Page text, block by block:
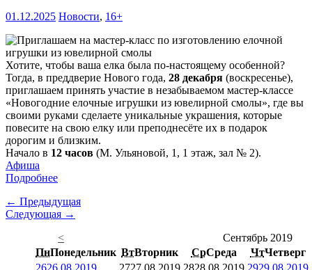
01.12.2025 Новости, 16+
Хотите, чтобы ваша елка была по-настоящему особенной?
Тогда, в преддверие Нового года, 28 декабря (воскресенье),
приглашаем принять участие в незабываемом мастер-классе
«Новогодние елочные игрушки из ювелирной смолы», где вы
своими руками сделаете уникальные украшения, которые
повесите на свою елку или преподнесёте их в подарок
дорогим и близким.
Начало в 12 часов (М. Ульяновой, 1, 1 этаж, зал № 2).
Афиша
Подробнее
← Предыдущая
Следующая →
<
Сентябрь 2019
ПнПонедельник ВтВторник СрСреда ЧтЧетверг
2626.08.2019 2727.08.2019 2828.08.2019 2929.08.2019